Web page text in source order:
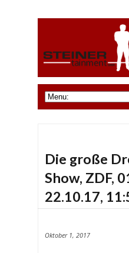
Die große
Show, ZDF,
22.10.17,
Oktober 1, 2017